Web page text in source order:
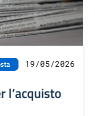
19/05/2026
l’acquisto